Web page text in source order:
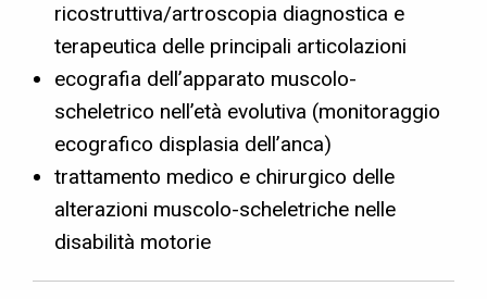
ricostruttiva/artroscopia diagnostica e
terapeutica delle principali articolazioni
ecografia dell’apparato muscolo-
scheletrico nell’età evolutiva (monitoraggio
ecografico displasia dell’anca)
trattamento medico e chirurgico delle
alterazioni muscolo-scheletriche nelle
disabilità motorie